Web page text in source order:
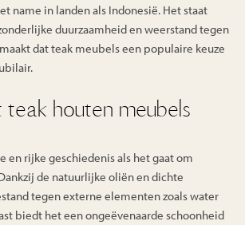
name in landen als Indonesië. Het staat
duurzaamheid en weerstand tegen
dat teak meubels een populaire keuze
houten meubels
en rijke geschiedenis als het gaat om
de natuurlijke oliën en dichte
tegen externe elementen zoals water
biedt het een ongeëvenaarde schoonheid